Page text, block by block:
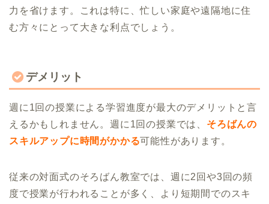
力を省けます。これは特に、忙しい家庭や遠隔地に住
む方々にとって大きな利点でしょう。
デメリット
週に1回の授業による学習進度が最大のデメリットと言
えるかもしれません。週に1回の授業では、 そろばんの
スキルアップに時間がかかる可能性があります。
従来の対面式のそろばん教室では、週に2回や3回の頻
度で授業が行われることが多く、より短期間でのスキ